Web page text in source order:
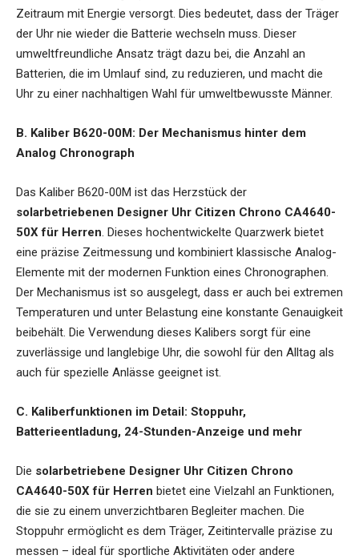
Zeitraum mit Energie versorgt. Dies bedeutet, dass der Träger
der Uhr nie wieder die Batterie wechseln muss. Dieser
umweltfreundliche Ansatz trägt dazu bei, die Anzahl an
Batterien, die im Umlauf sind, zu reduzieren, und macht die
Uhr zu einer nachhaltigen Wahl für umweltbewusste Männer.
B. Kaliber B620-00M: Der Mechanismus hinter dem
Analog Chronograph
Das Kaliber B620-00M ist das Herzstück der
solarbetriebenen Designer Uhr Citizen Chrono CA4640-
50X für Herren . Dieses hochentwickelte Quarzwerk bietet
eine präzise Zeitmessung und kombiniert klassische Analog-
Elemente mit der modernen Funktion eines Chronographen.
Der Mechanismus ist so ausgelegt, dass er auch bei extremen
Temperaturen und unter Belastung eine konstante Genauigkeit
beibehält. Die Verwendung dieses Kalibers sorgt für eine
zuverlässige und langlebige Uhr, die sowohl für den Alltag als
auch für spezielle Anlässe geeignet ist.
C. Kaliberfunktionen im Detail: Stoppuhr,
Batterieentladung, 24-Stunden-Anzeige und mehr
Die solarbetriebene Designer Uhr Citizen Chrono
CA4640-50X für Herren bietet eine Vielzahl an Funktionen,
die sie zu einem unverzichtbaren Begleiter machen. Die
Stoppuhr ermöglicht es dem Träger, Zeitintervalle präzise zu
messen – ideal für sportliche Aktivitäten oder andere